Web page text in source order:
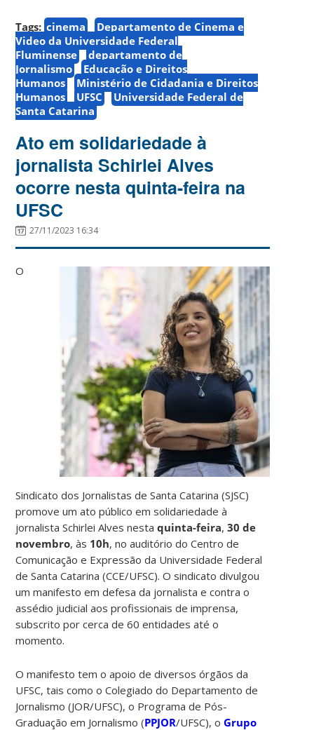
Tags: cinema
Departamento de Cinema e
Video da Universidade Federal
Fluminense
departamento de
Jornalismo
Educação e Direitos
Humanos
Ministério de Cidadania e Direitos
Humanos
UFSC
Universidade Federal de
Santa Catarina
Ato em solidariedade à
jornalista Schirlei Alves
ocorre nesta quinta-feira na
UFSC
27/11/2023 16:34
O
Sindicato dos Jornalistas de Santa Catarina (SJSC)
promove um ato público em solidariedade à
jornalista Schirlei Alves nestaquinta-feira,30 de
novembro, às 10h, no auditório do Centro de
Comunicação e Expressão da Universidade Federal
de Santa Catarina (CCE/UFSC). O sindicato divulgou
um manifesto em defesa da jornalista e contra o
assédio judicial aos profissionais de imprensa,
subscrito por cerca de 60 entidades até o
momento.
O manifesto tem o apoio de diversos órgãos da
UFSC, tais como o Colegiado do Departamento de
Jornalismo (JOR/UFSC), o Programa de Pós-
Graduação em Jornalismo (PPJOR/UFSC), oGrupo